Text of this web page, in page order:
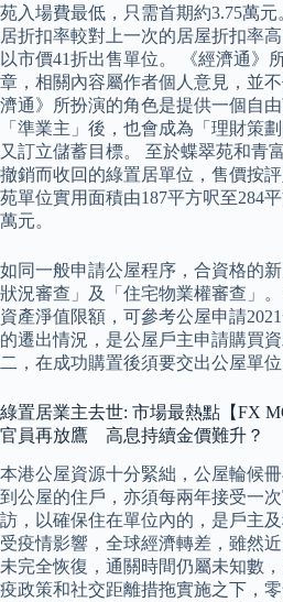
苑入場費最低，只需首期約3.75萬
居折扣率較對上一次的居屋折扣率
以市價41折出售單位。 《經濟通》
章，相關內容屬作者個人意見，並
濟通》所扮演的角色是提供一個自
「準業主」後，也會成為「理財策
又訂立儲蓄目標。 至於蝶翠苑和青
撤銷而收回的綠置居單位，售價按
苑單位實用面積由187平方呎至284
萬元。
如同一般申請公屋程序，合資格的
狀況審查」及「住宅物業權審查」
資產淨值限額，可參考公屋申請
的遷出情況，是公屋戶主申請購買
二，在成功購置後須要交出公屋單位
綠置居業主去世: 市場最熱點【FX
官員再放鷹 高息持續金價難升？
本港公屋資源十分緊絀，公屋輪候
到公屋的住戶，亦須每兩年接受一
訪，以確保住在單位內的，是戶主
受疫情影響，全球經濟轉差，雖然
未完全恢復，通關時間仍屬未知數
疫政策和社交距離措拖實施之下，